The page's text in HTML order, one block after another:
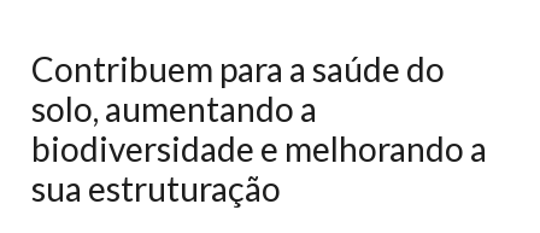
Contribuem para a saúde do
solo, aumentando a
biodiversidade e melhorando a
sua estruturação